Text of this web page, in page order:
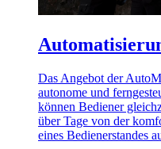
Das Angebot der
autonome und
können Bediener
über Tage von der
eines Bedienerstandes